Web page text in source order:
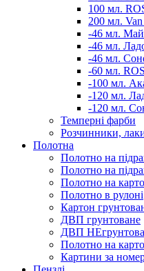
100 мл.
200 мл. Van
-46 мл.
-46 мл.
-46 мл.
-60 мл.
-100 мл.
-120 мл.
-120 мл.
Темперні фарби
Розчинники,
Полотна
Полотно на
Полотно на
Полотно на
Полотно в рулоні
Картон
ДВП грунтоване
ДВП
Полотно на
Картини за